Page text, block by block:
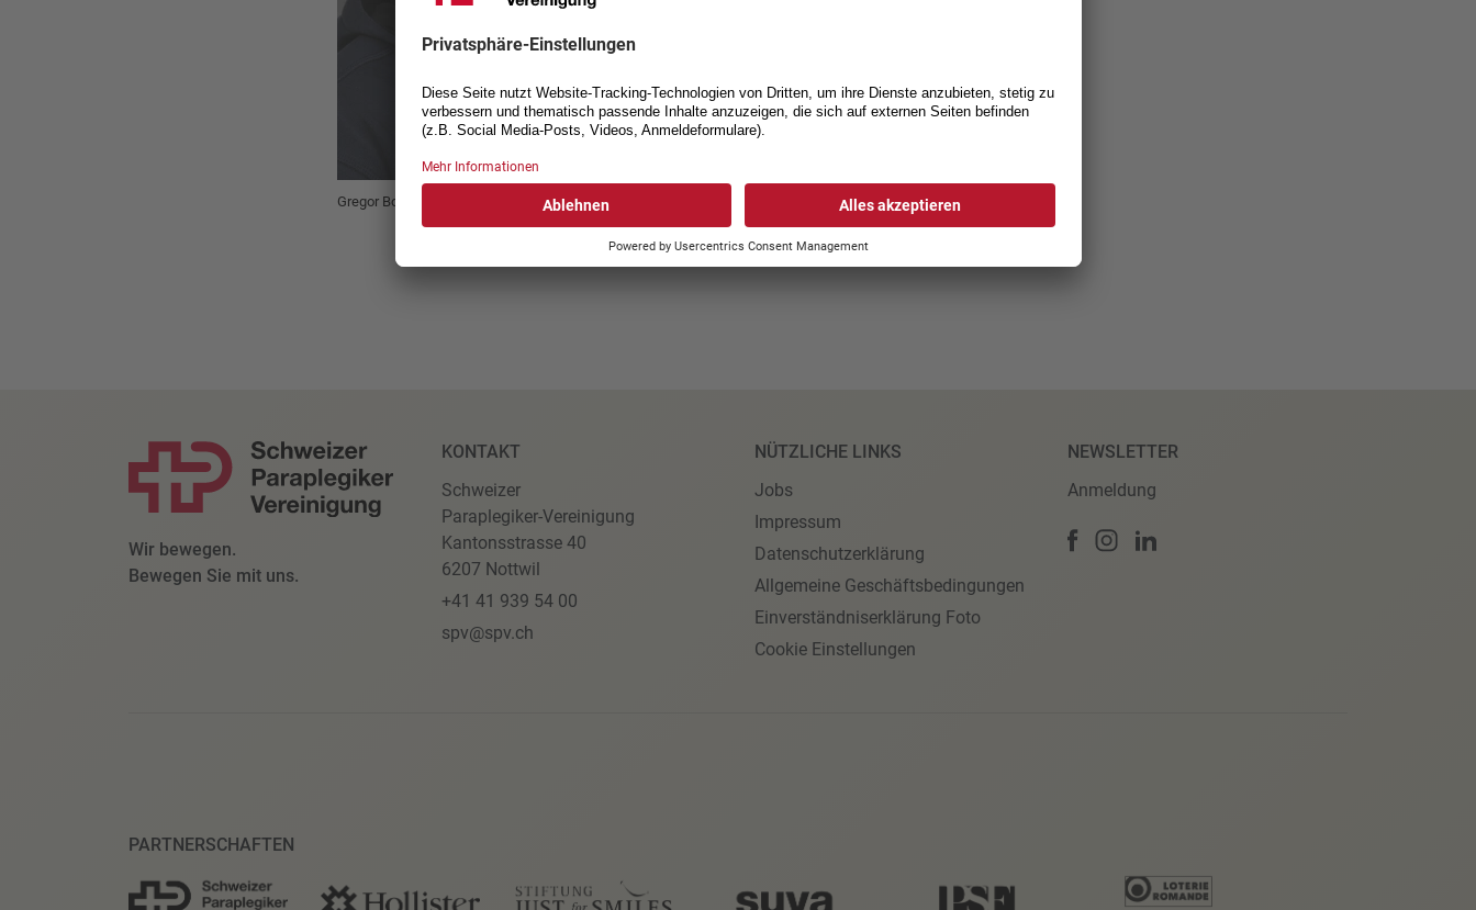
Gregor Boog
Wir bewegen.
Bewegen Sie mit uns.
KONTAKT
Schweizer
Paraplegiker-Vereinigung
Kantonsstrasse 40
6207 Nottwil
+41 41 939 54 00
spv@spv.ch
NÜTZLICHE LINKS
Jobs
Impressum
Datenschutzerklärung
Allgemeine Geschäftsbedingungen
Einverständniserklärung Foto
Cookie Einstellungen
NEWSLETTER
Anmeldung
PARTNERSCHAFTEN